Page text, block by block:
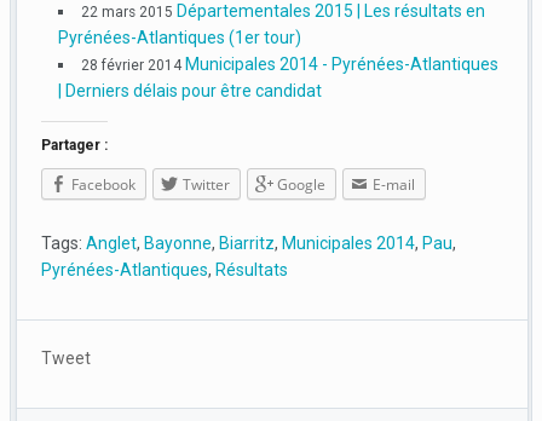
22 mars 2015 Départementales 2015 | Les résultats en
Pyrénées-Atlantiques (1er tour)
28 février 2014 Municipales 2014 - Pyrénées-Atlantiques
| Derniers délais pour être candidat
Partager :
Facebook Twitter Google E-mail
Tags:Anglet, Bayonne, Biarritz, Municipales 2014, Pau,
Pyrénées-Atlantiques, Résultats
Tweet